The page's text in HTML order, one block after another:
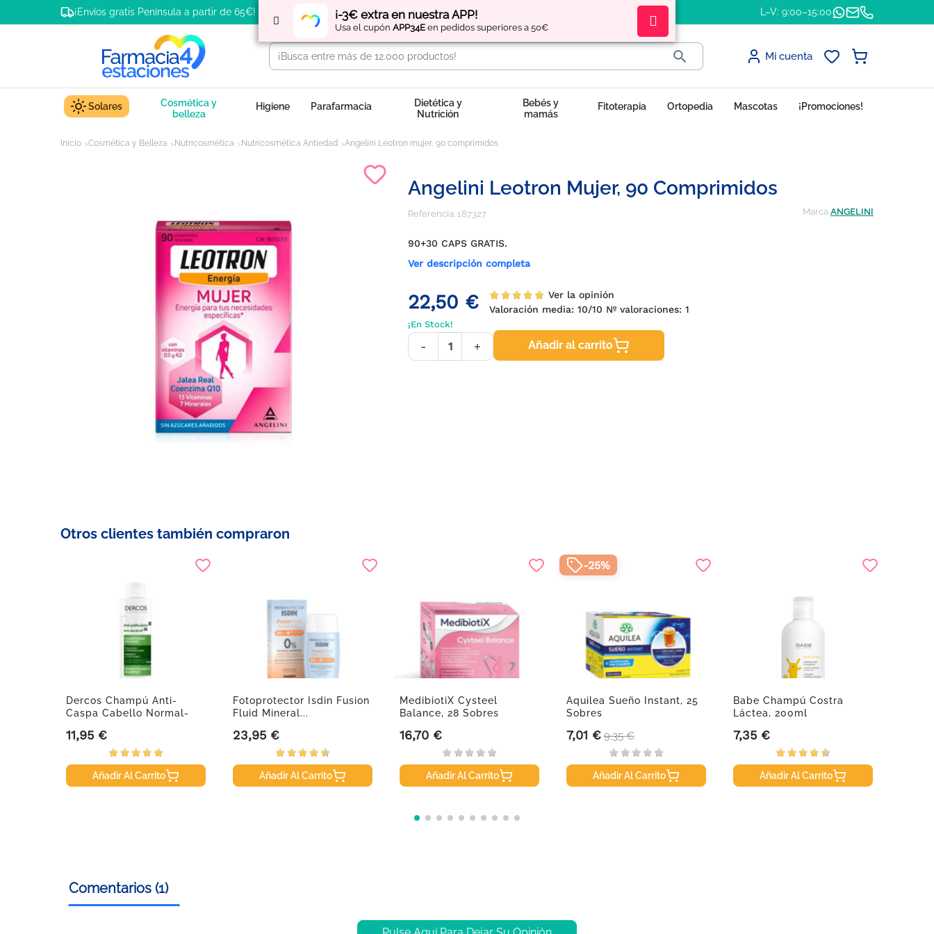
¡-3€ extra en nuestra APP!
Usa el cupón APP34E en pedidos superiores a 50€
¡Envíos gratis Península a partir de 65€! Regístratey obtén L–V: 9:00–15:00
 Mi cuenta
Solares
Cosmética y
belleza
Higiene Parafarmacia
Dietética y
Nutrición
Bebés y
mamás
Fitoterapia Ortopedia Mascotas ¡Promociones!
Inicio Cosmética y Belleza Nutricosmética Nutricosmética Antiedad Angelini Leotron mujer, 90 comprimidos
Angelini Leotron Mujer, 90 Comprimidos
Referencia: 187327 Marca ANGELINI
90+30 CAPS GRATIS.
Ver descripción completa
22,50 €
Ver la opinión
Valoración media:10/10 Nº valoraciones:1
¡En Stock!
- + Añadir al carrito
Otros clientes también compraron
Dercos Champú Anti-
Caspa Cabello Normal-
Precio
11,95 €
Añadir Al Carrito
Fotoprotector Isdin Fusion
Fluid Mineral...
Precio
23,95 €
Añadir Al Carrito
MedibiotiX Cysteel
Balance, 28 Sobres
Precio
16,70 €
Añadir Al Carrito
Aquilea Sueño Instant, 25
Sobres
Precio
7,01 € Precio base
9,35 €
Añadir Al Carrito
-25%
Babe Champú Costra
Láctea, 200ml
Precio
7,35 €
Añadir Al Carrito
Comentarios (1)